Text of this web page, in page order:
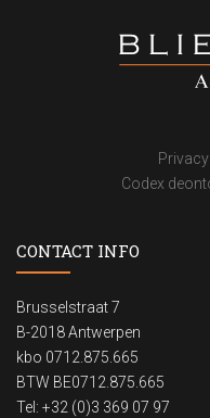
Codex
CONTACT INFO
Brusselstraat 7
B-2018 Antwerpen
kbo 0712.875.665
BTW BE0712.875.665
Tel: +32 (0)3 369 07 97